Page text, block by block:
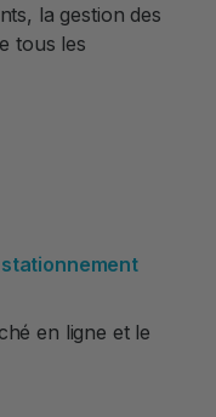
la gestion des
tous les
en ligne et le